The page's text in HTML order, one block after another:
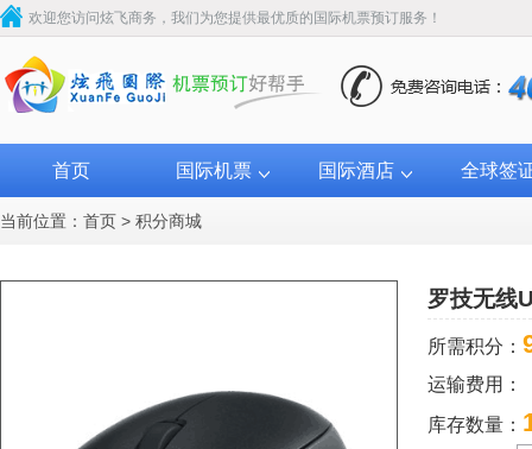
欢迎您访问炫飞商务，我们为您提供最优质的国际机票预订服务！
首页 国际机票 国际酒店 全球签
当前位置： 首页 > 积分商城
罗技无线
所需积分：
运输费用：
库存数量：